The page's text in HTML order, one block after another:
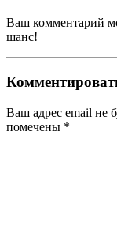
Ваш комментарий
шанс!
Ваш адрес email не
помечены *